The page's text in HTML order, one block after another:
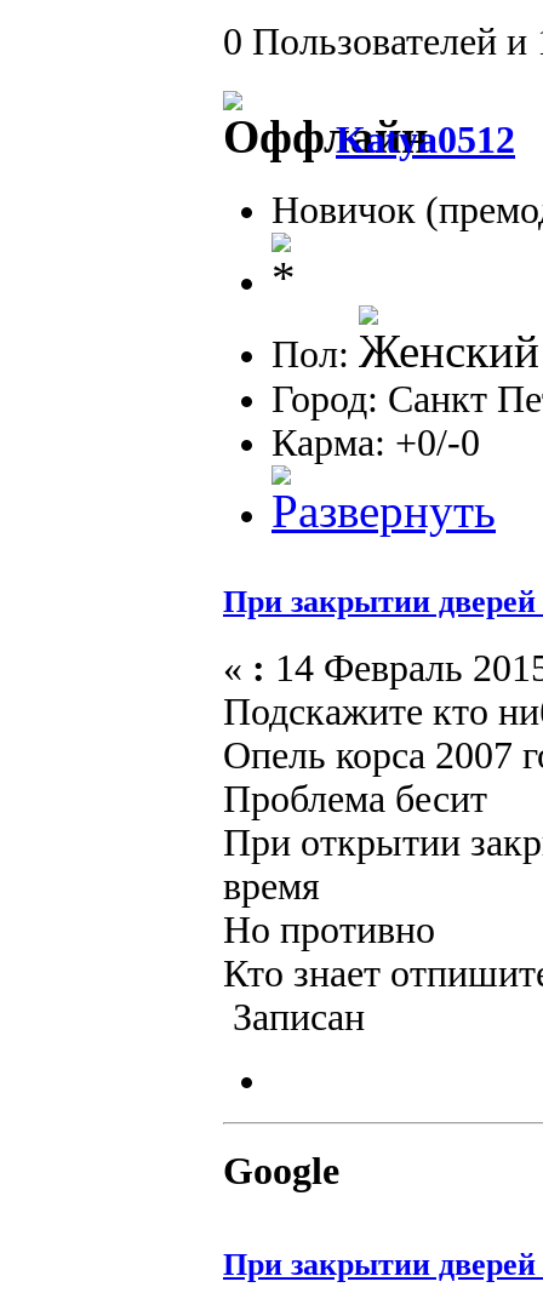
0 Пользователей
Katya0512
Новичок
Пол:
Город: Санкт
Карма: +0/-0
При закрытии
« : 14 Февраль
Подскажите кто
Опель корса 2007
Проблема бесит
При открытии
время
Но противно
Кто знает
Записан
Google
При закрытии